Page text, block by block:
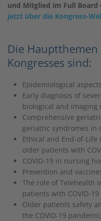
und Mitglied im Full Board
jetzt über die Kongress-
Die Hauptthemen
Kongresses sind:
Epidemiological
Early diagnosis of
biological and imaging
Comprehensive
geriatric syndromes in
Ethical and End-of-
older patients with
COVID-19 in nursing
Prevention and
The role of Telehealth
patients with COVID-19
Older patients safety
the COVID-19 pandemic